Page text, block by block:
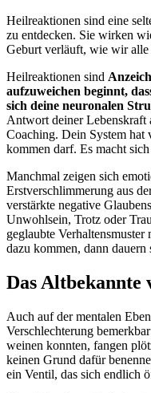
Heilreaktionen sind eine
zu entdecken. Sie wirken
Geburt verläuft, wie wir alle
Heilreaktionen sind
aufzuweichen beginnt,
sich deine neuronalen
Antwort deiner Lebenskraft
Coaching. Dein System hat
kommen darf. Es macht
Manchmal zeigen sich
Erstverschlimmerung aus
verstärkte negative
Unwohlsein, Trotz oder
geglaubte
dazu kommen, dann
Das Altbekannte
Auch auf der mentalen
Verschlechterung
weinen konnten, fangen
keinen Grund dafür
ein Ventil, das sich endlich